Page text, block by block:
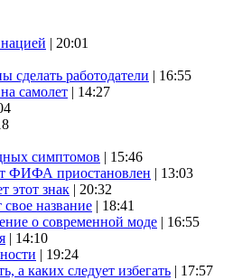
| 20:01
работодатели | 16:55
самолет | 14:27
симптомов | 15:46
ФИФА приостановлен | 13:03
этот знак | 20:32
название | 18:41
о современной моде | 16:55
| 14:10
| 19:24
а каких следует избегать | 17:57